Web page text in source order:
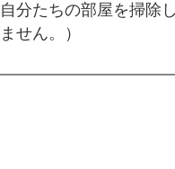
自分たちの部屋を掃除
せん。）